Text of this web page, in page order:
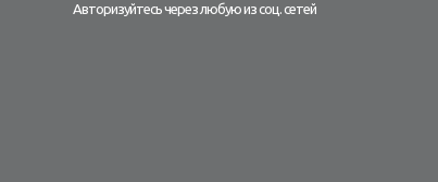
Авторизуйтесь через любую из соц. сетей